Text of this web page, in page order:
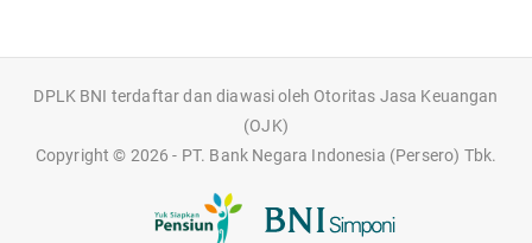
DPLK BNI terdaftar dan diawasi oleh Otoritas Jasa Keuangan
(OJK)
Copyright © 2026 - PT. Bank Negara Indonesia (Persero) Tbk.